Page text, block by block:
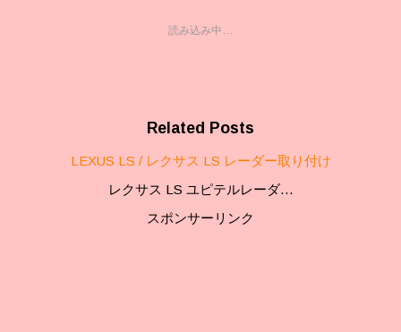
読み込み中…
Related Posts
LEXUS LS / レクサス LS レーダー取り付け
レクサス LS ユピテルレーダ…
スポンサーリンク